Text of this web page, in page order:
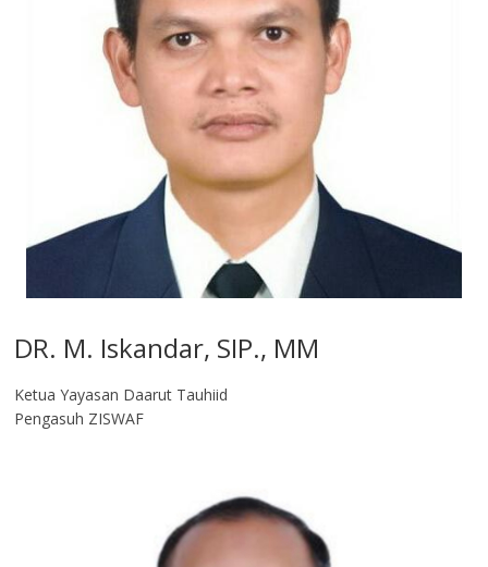
DR. M. Iskandar, SIP., MM
Ketua Yayasan Daarut Tauhiid
Pengasuh ZISWAF